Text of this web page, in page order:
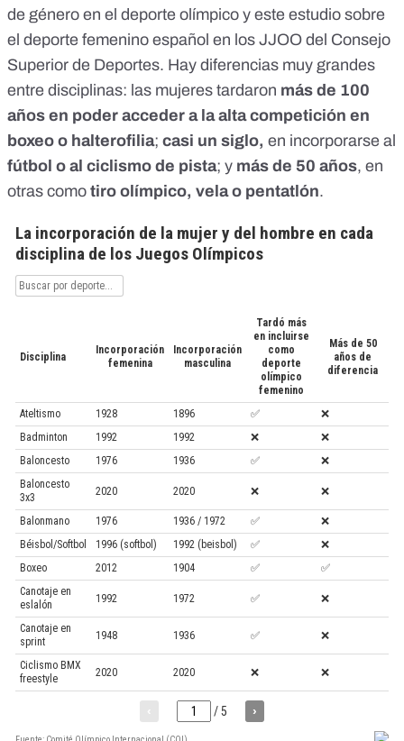
de género en el deporte olímpico y este estudio sobre
el deporte femenino español en los JJOO del Consejo
Superior de Deportes. Hay diferencias muy grandes
entre disciplinas: las mujeres tardaron más de 100
años en poder acceder a la alta competición en
boxeo o halterofilia; casi un siglo, en incorporarse al
fútbol o al ciclismo de pista; y más de 50 años, en
otras como tiro olímpico, vela o pentatlón.